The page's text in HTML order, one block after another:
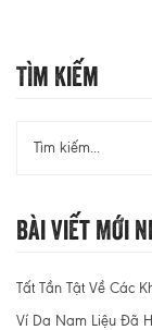
Tìm Kiếm
Bài Viết Mới
Tất Tần Tật Về Các
Ví Da Nam Liệu Đã